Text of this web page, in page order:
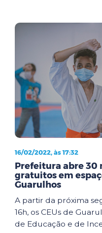
16/02/2022, às 17:32
Prefeitura abre 30
gratuitos em
Guarulhos
A partir da próxima
16h, os CEUs de
de Educação e de